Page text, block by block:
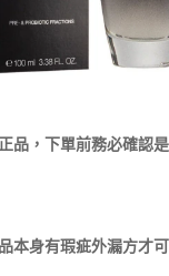
品，下單前務必確認
本身有瑕疵外漏方才